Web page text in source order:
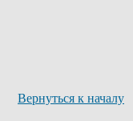
Вернуться к началу